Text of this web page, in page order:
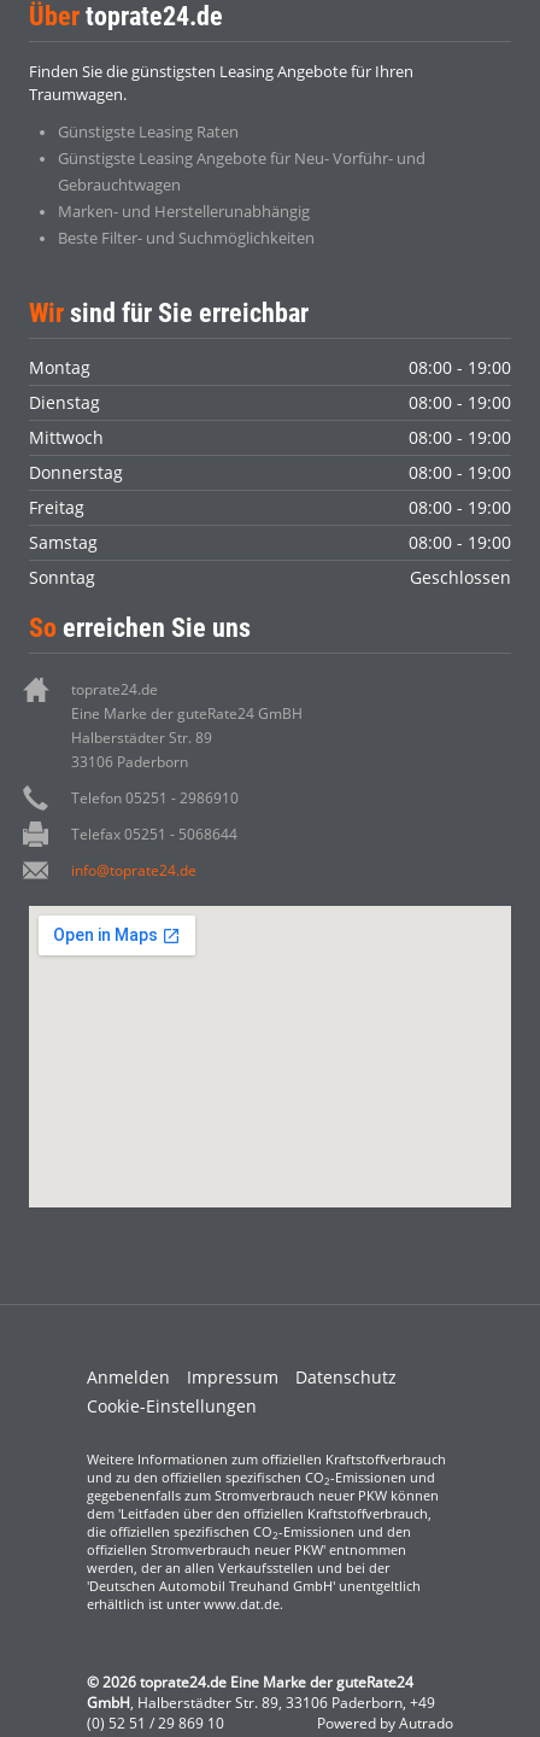
Über toprate24.de
Finden Sie die günstigsten Leasing Angebote für Ihren
Traumwagen.
Günstigste Leasing Raten
Günstigste Leasing Angebote für Neu- Vorführ- und
Gebrauchtwagen
Marken- und Herstellerunabhängig
Beste Filter- und Suchmöglichkeiten
Wir sind für Sie erreichbar
Montag
08:00 - 19:00
Dienstag
08:00 - 19:00
Mittwoch
08:00 - 19:00
Donnerstag
08:00 - 19:00
Freitag
08:00 - 19:00
Samstag
08:00 - 19:00
Sonntag
Geschlossen
So erreichen Sie uns
toprate24.de
Eine Marke der guteRate24 GmBH
Halberstädter Str. 89
33106 Paderborn
Telefon 05251 - 2986910
Telefax 05251 - 5068644
info@toprate24.de
Anmelden Impressum
Datenschutz
Cookie-Einstellungen
Weitere Informationen zum offiziellen Kraftstoffverbrauch
und zu den offiziellen spezifischen CO2-Emissionen und
gegebenenfalls zum Stromverbrauch neuer PKW können
dem 'Leitfaden über den offiziellen Kraftstoffverbrauch,
die offiziellen spezifischen CO2-Emissionen und den
offiziellen Stromverbrauch neuer PKW' entnommen
werden, der an allen Verkaufsstellen und bei der
'Deutschen Automobil Treuhand GmbH' unentgeltlich
erhältlich ist unter www.dat.de.
© 2026toprate24.de Eine Marke der guteRate24
GmbH, Halberstädter Str. 89, 33106 Paderborn, +49
(0) 52 51 / 29 869 10
Powered by Autrado